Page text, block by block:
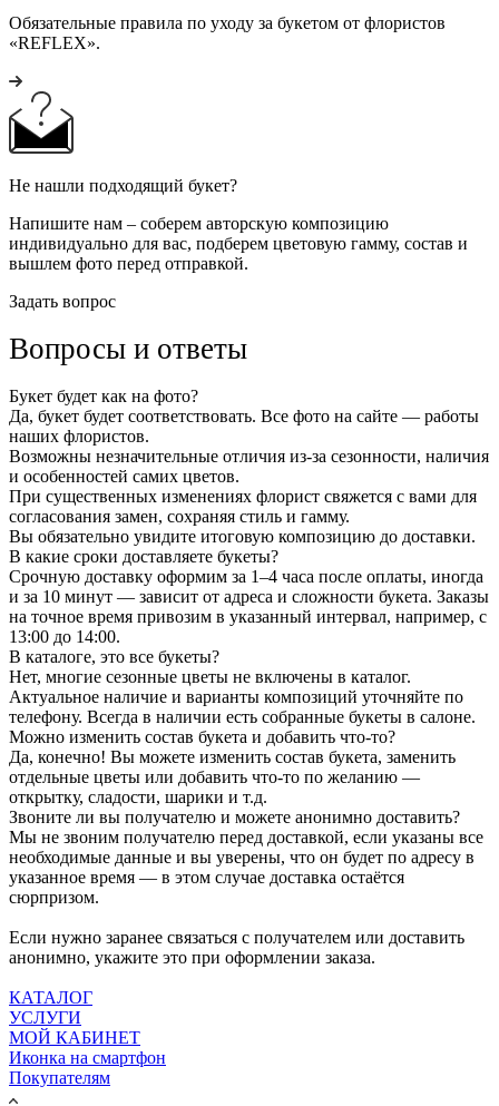
Обязательные правила по уходу за букетом от флористов
«REFLEX».
Не нашли подходящий букет?
Напишите нам – соберем авторскую композицию
индивидуально для вас, подберем цветовую гамму, состав и
вышлем фото перед отправкой.
Задать вопрос
Вопросы и ответы
Букет будет как на фото?
Да, букет будет соответствовать. Все фото на сайте — работы
наших флористов.
Возможны незначительные отличия из-за сезонности, наличия
и особенностей самих цветов.
При существенных изменениях флорист свяжется с вами для
согласования замен, сохраняя стиль и гамму.
Вы обязательно увидите итоговую композицию до доставки.
В какие сроки доставляете букеты?
Срочную доставку оформим за 1–4 часа после оплаты, иногда
и за 10 минут — зависит от адреса и сложности букета. Заказы
на точное время привозим в указанный интервал, например, с
13:00 до 14:00.
В каталоге, это все букеты?
Нет, многие сезонные цветы не включены в каталог.
Актуальное наличие и варианты композиций уточняйте по
телефону. Всегда в наличии есть собранные букеты в салоне.
Можно изменить состав букета и добавить что-то?
Да, конечно! Вы можете изменить состав букета, заменить
отдельные цветы или добавить что-то по желанию —
открытку, сладости, шарики и т.д.
Звоните ли вы получателю и можете анонимно доставить?
Мы не звоним получателю перед доставкой, если указаны все
необходимые данные и вы уверены, что он будет по адресу в
указанное время — в этом случае доставка остаётся
сюрпризом.
Если нужно заранее связаться с получателем или доставить
анонимно, укажите это при оформлении заказа.
КАТАЛОГ
УСЛУГИ
МОЙ КАБИНЕТ
Иконка на смартфон
Покупателям